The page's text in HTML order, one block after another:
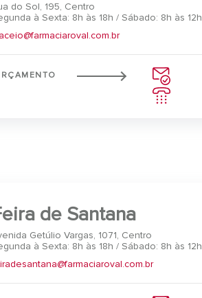
do Sol, 195, Centro
à Sexta: 8h às 18h / Sábado: 8h às 12h
de Santana
Getúlio Vargas, 1071, Centro
à Sexta: 8h às 18h / Sábado: 8h às 12h